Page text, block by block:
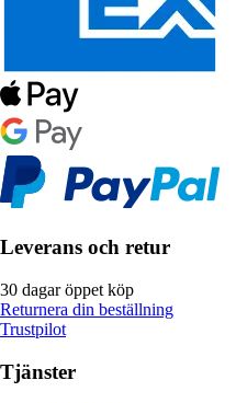
Leverans och retur
30 dagar öppet köp
Returnera din beställning
Trustpilot
Tjänster